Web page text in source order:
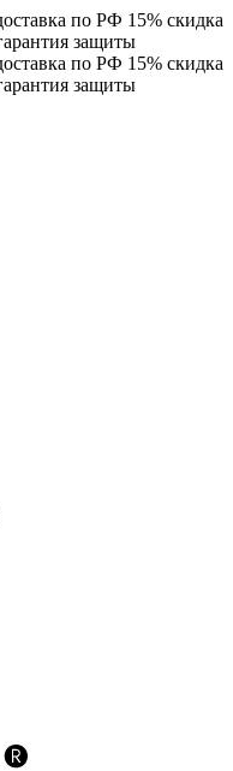
по РФ 15% скидка
защиты
по РФ 15% скидка
защиты